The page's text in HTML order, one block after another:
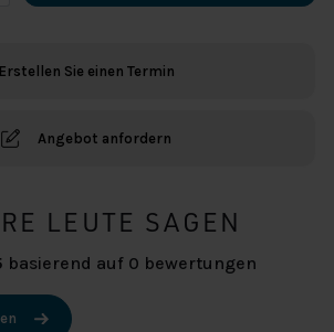
Erstellen Sie einen Termin
Angebot anfordern
LEUTE SAGEN
basierend auf 0 bewertungen